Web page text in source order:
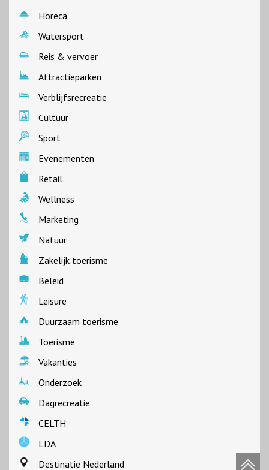
Horeca
Watersport
Reis & vervoer
Attractieparken
Verblijfsrecreatie
Cultuur
Sport
Evenementen
Retail
Wellness
Marketing
Natuur
Zakelijk toerisme
Beleid
Leisure
Duurzaam toerisme
Toerisme
Vakanties
Onderzoek
Dagrecreatie
CELTH
LDA
Destinatie Nederland